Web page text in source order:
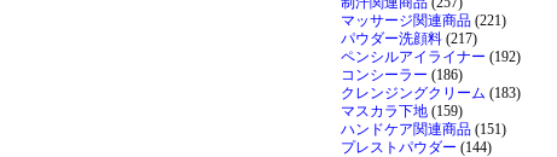
マッサージ関連商品 (221)
パウダー洗顔料 (217)
ペンシルアイライナー (192)
コンシーラー (186)
クレンジングクリーム (183)
マスカラ下地 (159)
ハンドケア関連商品 (151)
プレストパウダー (144)